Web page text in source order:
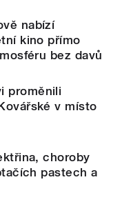
nabízí
kino přímo
bez davů
proměnili
v místo
choroby
pastech a